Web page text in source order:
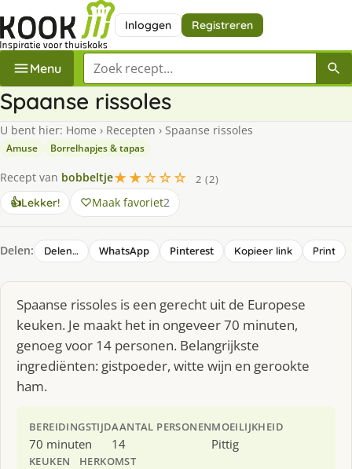
Inloggen Registreren
Menu Zoek een recept
Spaanse rissoles
U bent hier: Home › Recepten › Spaanse rissoles
Amuse Borrelhapjes & tapas
Recept van bobbeltje★★☆☆☆
2 (2)
👍Lekker! Maak favoriet2
Delen: Delen… WhatsApp Pinterest Kopieer link Print
Spaanse rissoles is een gerecht uit de Europese
keuken. Je maakt het in ongeveer 70 minuten,
genoeg voor 14 personen. Belangrijkste
ingrediënten: gistpoeder, witte wijn en gerookte
ham.
BEREIDINGSTIJD
70 minuten
AANTAL PERSONEN
14
MOEILIJKHEID
Pittig
KEUKEN HERKOMST